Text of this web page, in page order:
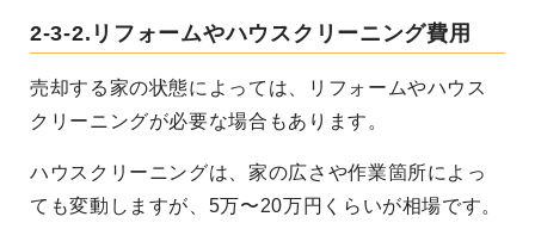
2-3-2.リフォームやハウスクリーニング費用
売却する家の状態によっては、リフォームやハウス
クリーニングが必要な場合もあります。
ハウスクリーニングは、家の広さや作業箇所によっ
ても変動しますが、5万〜20万円くらいが相場です。